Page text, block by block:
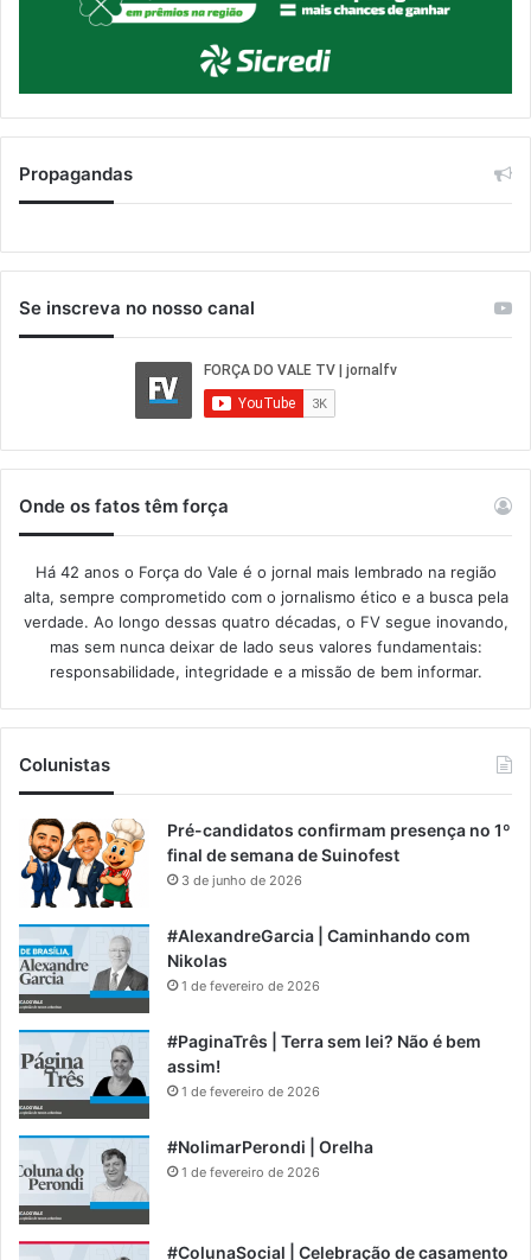
Propagandas
Se inscreva no nosso canal
Onde os fatos têm força
Há 42 anos o Força do Vale é o jornal mais lembrado na região
alta, sempre comprometido com o jornalismo ético e a busca pela
verdade. Ao longo dessas quatro décadas, o FV segue inovando,
mas sem nunca deixar de lado seus valores fundamentais:
responsabilidade, integridade e a missão de bem informar.​
Colunistas
Pré-candidatos confirmam presença no 1º
final de semana de Suinofest
3 de junho de 2026
#AlexandreGarcia | Caminhando com
Nikolas
1 de fevereiro de 2026
#PaginaTrês | Terra sem lei? Não é bem
assim!
1 de fevereiro de 2026
#NolimarPerondi | Orelha
1 de fevereiro de 2026
#ColunaSocial | Celebração de casamento